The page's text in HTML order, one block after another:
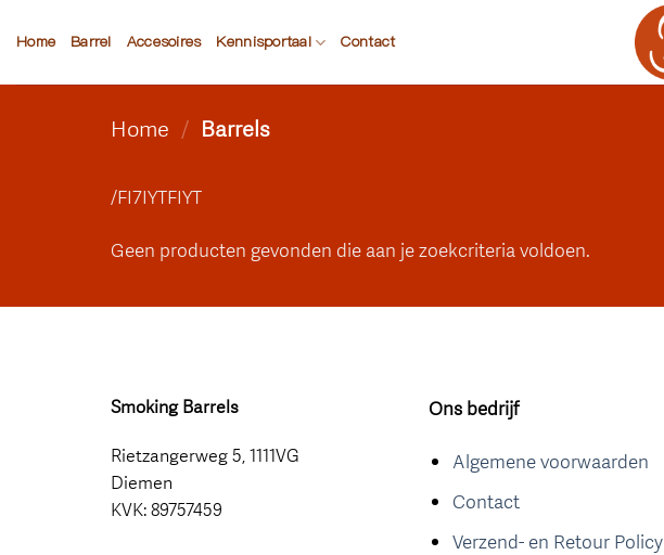
naarHome Barrel Accesoires Kennisportaal Contact
Home / Barrels
/FI7IYTFIYT
Geen producten gevonden die aan je zoekcriteria voldoen.
Smoking Barrels
Rietzangerweg 5, 1111VG
Diemen
KVK: 89757459
Ons bedrijf
Algemene voorwaarden
Contact
Verzend- en Retour Policy